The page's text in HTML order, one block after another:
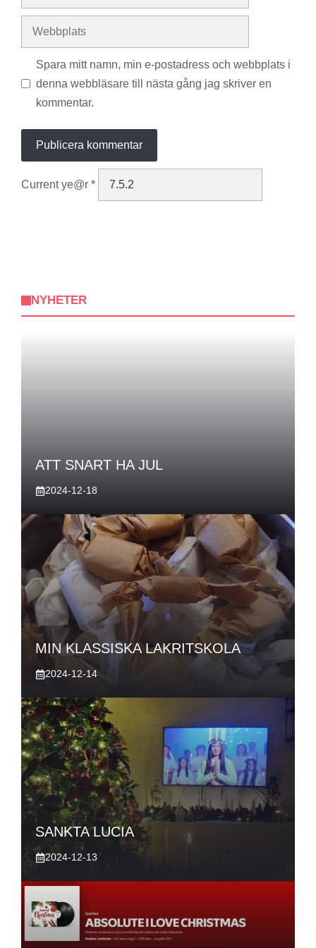
Webbplats
Spara mitt namn, min e-postadress och webbplats i
denna webbläsare till nästa gång jag skriver en
kommentar.
Current ye@r *
NYHETER
ATT SNART HA JUL
2024-12-18
MIN KLASSISKA LAKRITSKOLA
2024-12-14
SANKTA LUCIA
2024-12-13